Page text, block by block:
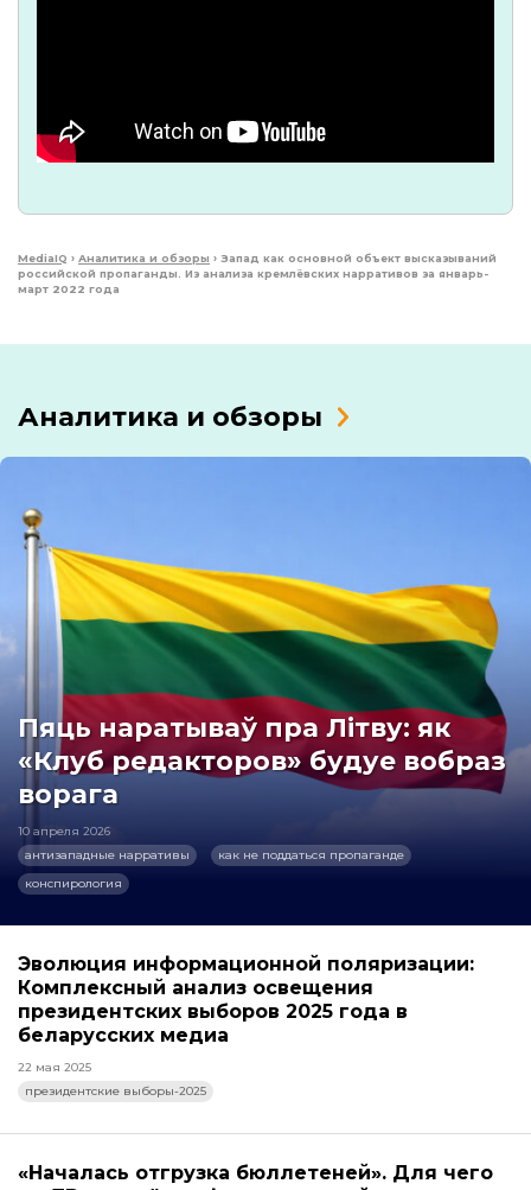
MediaIQ › Аналитика и обзоры › Запад как основной объект высказываний
российской пропаганды. Из анализа кремлёвских нарративов за январь-
март 2022 года
Аналитика и обзоры
Пяць наратываў пра Літву: як
«Клуб редакторов» будуе вобраз
ворага
10 апреля 2026
антизападные нарративы
как не поддаться пропаганде
конспирология
Эволюция информационной поляризации:
Комплексный анализ освещения
президентских выборов 2025 года в
беларусских медиа
22 мая 2025
президентские выборы-2025
«Началась отгрузка бюллетеней». Для чего